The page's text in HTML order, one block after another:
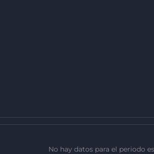
No hay datos para el periodo